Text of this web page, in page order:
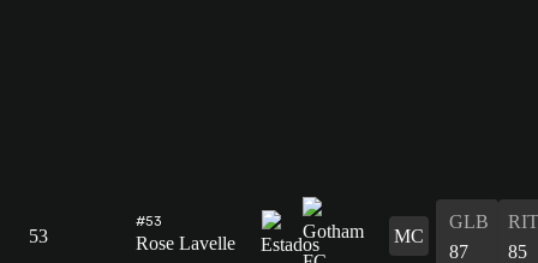
53
#53
Rose Lavelle MC
GLB
87
RIT
85